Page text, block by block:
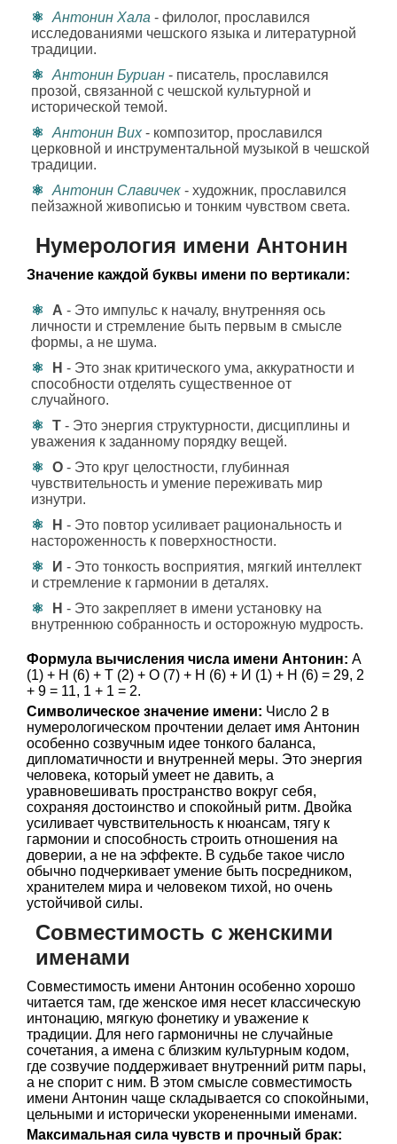
Антонин Хала - филолог, прославился
исследованиями чешского языка и литературной
традиции.
Антонин Буриан - писатель, прославился
прозой, связанной с чешской культурной и
исторической темой.
Антонин Вих- композитор, прославился
церковной и инструментальной музыкой в чешской
традиции.
Антонин Славичек - художник, прославился
пейзажной живописью и тонким чувством света.
Нумерология имени Антонин
Значение каждой буквы имени по вертикали:
А - Это импульс к началу, внутренняя ось
личности и стремление быть первым в смысле
формы, а не шума.
Н - Это знак критического ума, аккуратности и
способности отделять существенное от
случайного.
Т - Это энергия структурности, дисциплины и
уважения к заданному порядку вещей.
О - Это круг целостности, глубинная
чувствительность и умение переживать мир
изнутри.
Н - Это повтор усиливает рациональность и
настороженность к поверхностности.
И - Это тонкость восприятия, мягкий интеллект
и стремление к гармонии в деталях.
Н - Это закрепляет в имени установку на
внутреннюю собранность и осторожную мудрость.
Формула вычисления числа имени Антонин: А
(1) + Н (6) + Т (2) + О (7) + Н (6) + И (1) + Н (6) = 29, 2
+ 9 = 11, 1 + 1 = 2.
Символическое значение имени: Число 2 в
нумерологическом прочтении делает имя Антонин
особенно созвучным идее тонкого баланса,
дипломатичности и внутренней меры. Это энергия
человека, который умеет не давить, а
уравновешивать пространство вокруг себя,
сохраняя достоинство и спокойный ритм. Двойка
усиливает чувствительность к нюансам, тягу к
гармонии и способность строить отношения на
доверии, а не на эффекте. В судьбе такое число
обычно подчеркивает умение быть посредником,
хранителем мира и человеком тихой, но очень
устойчивой силы.
Совместимость с женскими
именами
Совместимость имени Антонин особенно хорошо
читается там, где женское имя несет классическую
интонацию, мягкую фонетику и уважение к
традиции. Для него гармоничны не случайные
сочетания, а имена с близким культурным кодом,
где созвучие поддерживает внутренний ритм пары,
а не спорит с ним. В этом смысле совместимость
имени Антонин чаще складывается со спокойными,
цельными и исторически укорененными именами.
Максимальная сила чувств и прочный брак: